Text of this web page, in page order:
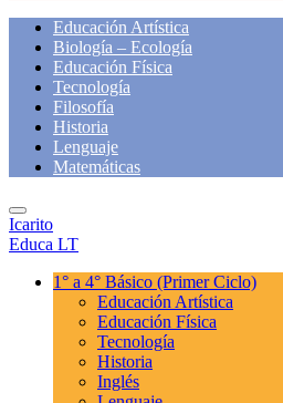
Educación Artística
Biología – Ecología
Educación Física
Tecnología
Filosofía
Historia
Lenguaje
Matemáticas
Icarito
Educa LT
1° a 4° Básico (Primer Ciclo)
Educación Artística
Educación Física
Tecnología
Historia
Inglés